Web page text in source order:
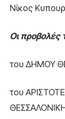
Νίκος
Οι προβολές
του ΔΗΜΟΥ
του